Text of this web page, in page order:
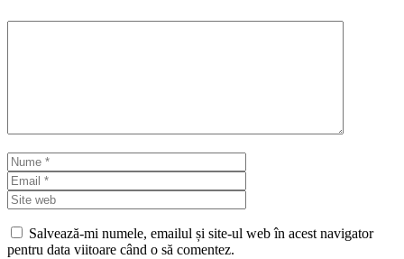
Nume
web
Salvează-mi numele, emailul și site-ul web în acest navigator
pentru data viitoare când o să comentez.